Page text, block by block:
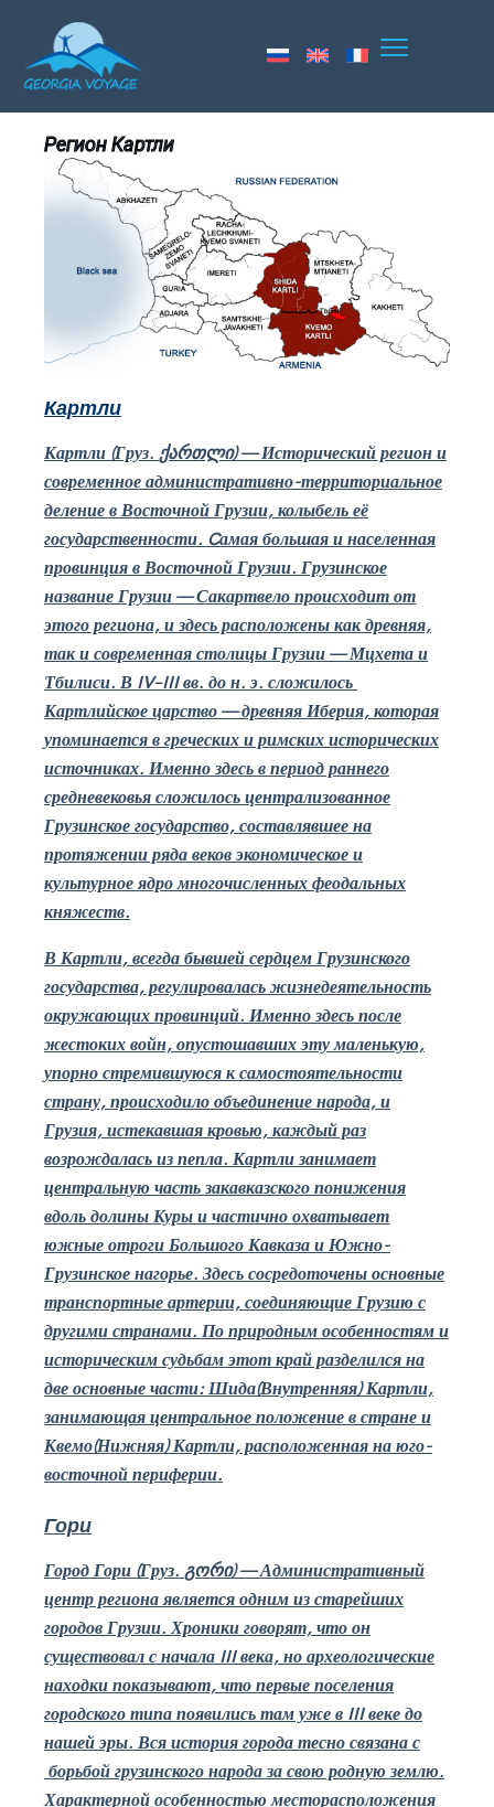
Регион Картли
Картли
Картли (Груз. ქართლი) — Исторический регион и
современное административно-территориальное
деление в Восточной Грузии, колыбель её
государственности. Cамая большая и населенная
провинция в Восточной Грузии. Грузинское
название Грузии — Сакартвело происходит от
этого региона, и здесь расположены как древняя,
так и современная столицы Грузии — Мцхета и
Тбилиси. В IV–IIIвв. до н. э. сложилось
Картлийское царство — древняя Иберия, которая
упоминается в греческих и римских исторических
источниках. Именно здесь в период раннего
средневековья сложилось централизованное
Грузинское государство, составлявшее на
протяжении ряда веков экономическое и
культурное ядро многочисленных феодальных
княжеств.
В Картли, всегда бывшей сердцем Грузинского
государства, регулировалась жизнедеятельность
окружающих провинций. Именно здесь после
жестоких войн, опустошавших эту маленькую,
упорно стремившуюся к самостоятельности
страну, происходило объединение народа, и
Грузия, истекавшая кровью, каждый раз
возрождалась из пепла. Картли занимает
центральную часть закавказского понижения
вдоль долины Куры и частично охватывает
южные отроги Большого Кавказа и Южно-
Грузинское нагорье. Здесь сосредоточены основные
транспортные артерии, соединяющие Грузию с
другими странами. По природным особенностям и
историческим судьбам этот край разделился на
две основные части: Шида(Внутренняя) Картли,
занимающая центральное положение в стране и
Квемо(Нижняя) Картли, расположенная на юго-
восточной периферии.
Гори
Город Гори (Груз. გორი) — Административный
центр региона является одним из старейших
городов Грузии. Хроники говорят, что он
существовал с начала IIIвека, но археологические
находки показывают, что первые поселения
городского типа появились там уже в IIIвеке до
нашей эры. Вся история го­родатесно связана с
борьбой грузинского народа за свою родную землю.
Характерной особенностью месторасположения